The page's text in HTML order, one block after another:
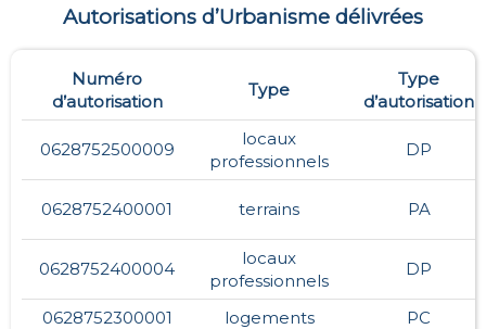
Autorisations d’Urbanisme délivrées
Numéro
d’autorisation
Type
Type
d’autorisation
0628752500009
locaux
professionnels
DP
0628752400001 terrains PA
0628752400004
locaux
professionnels
DP
0628752300001 logements PC